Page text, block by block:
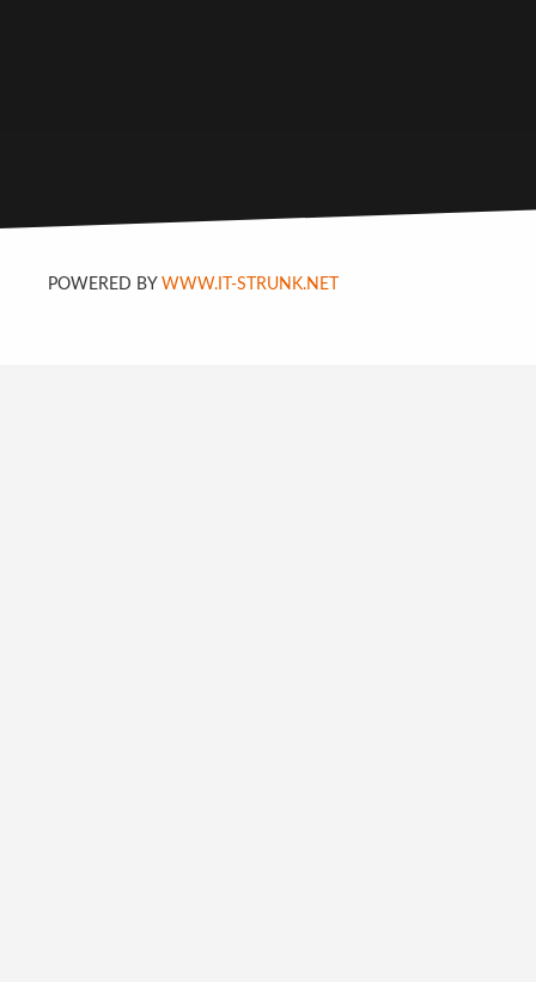
POWERED BY WWW.IT-STRUNK.NET